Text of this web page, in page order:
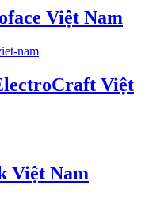
Việt Nam
Việt
Việt Nam